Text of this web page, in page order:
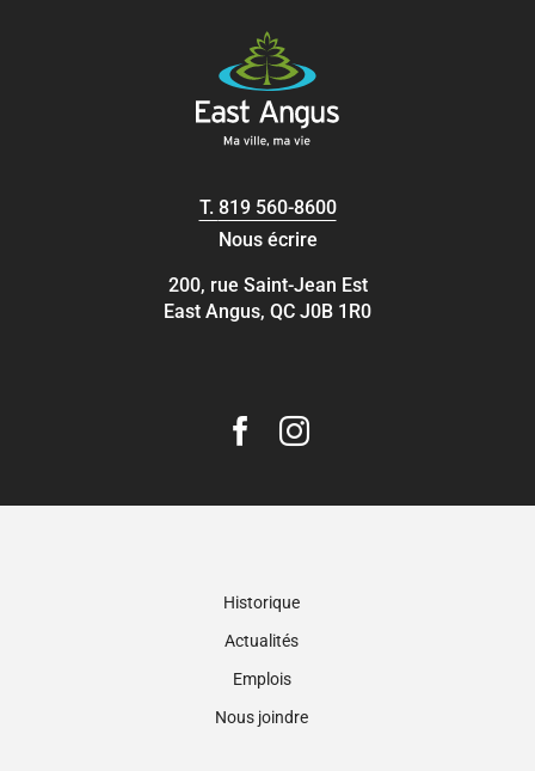
T. 819 560-8600
Nous écrire
200, rue Saint-Jean Est
East Angus, QC J0B 1R0
Historique
Actualités
Emplois
Nous joindre